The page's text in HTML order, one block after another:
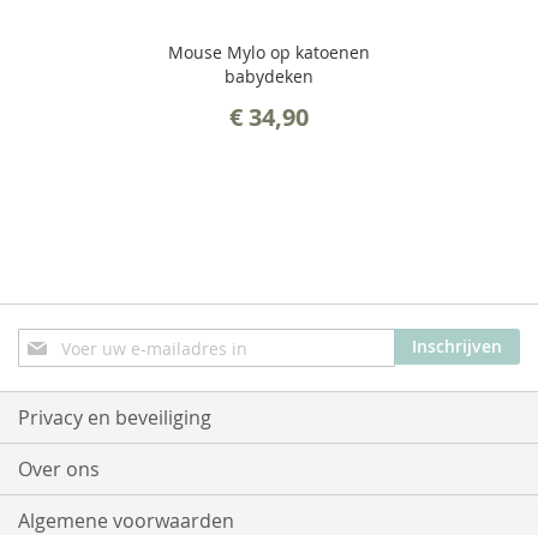
Mouse Mylo op katoenen
babydeken
€ 34,90
Abonneer
u
op
onze
nieuwsbrief
Inschrijven
Privacy en beveiliging
Over ons
Algemene voorwaarden